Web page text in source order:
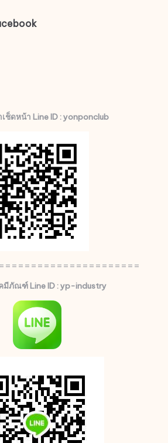
ช็ดหน้า Line ID : yonponclub
มีภัณฑ์ Line ID : yp-industry